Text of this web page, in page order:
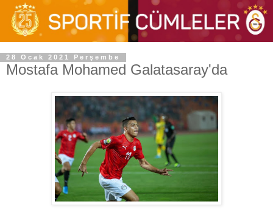
28 Ocak 2021 Perşembe
Mostafa Mohamed Galatasaray'da